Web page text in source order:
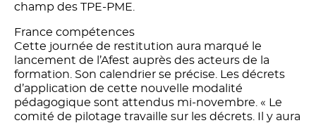
champ des TPE-PME.
France compétences
Cette journée de restitution aura marqué le
lancement de l’Afest auprès des acteurs de la
formation. Son calendrier se précise. Les décrets
d’application de cette nouvelle modalité
pédagogique sont attendus mi-novembre. « Le
comité de pilotage travaille sur les décrets. Il y aura